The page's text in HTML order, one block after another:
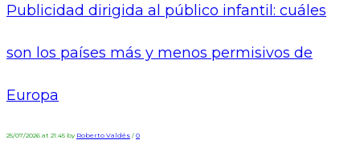
Publicidad dirigida al público infantil: cuáles
son los países más y menos permisivos de
Europa
25/07/2026 at 21:45 by Roberto Valdés / 0